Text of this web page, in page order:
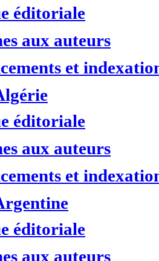
éditoriale
aux auteurs
et
éditoriale
aux auteurs
et
éditoriale
aux auteurs